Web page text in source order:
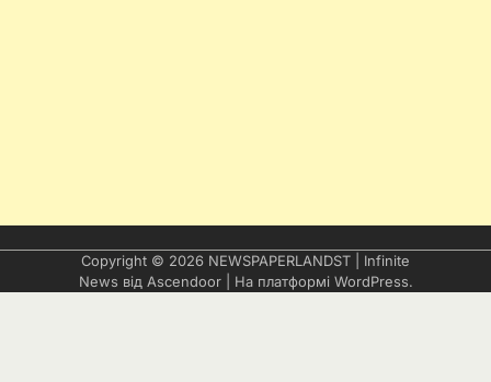
Copyright © 2026 NEWSPAPERLANDST | Infinite
News від Ascendoor| На платформі WordPress.